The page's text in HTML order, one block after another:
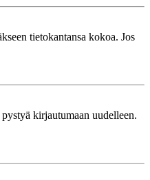
tietokantansa kokoa. Jos
kirjautumaan uudelleen.